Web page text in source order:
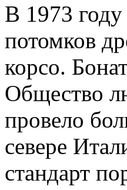
В 1973
потомков
корсо.
Общество
провело
севере
стандарт